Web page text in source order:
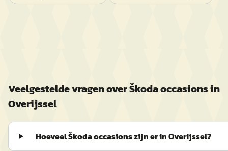
Veelgestelde vragen overŠkodaoccasions in
Overijssel
Hoeveel Škoda occasions zijn er in Overijssel?